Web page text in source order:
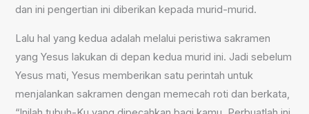
dan ini pengertian ini diberikan kepada murid-murid.
Lalu hal yang kedua adalah melalui peristiwa sakramen
yang Yesus lakukan di depan kedua murid ini. Jadi sebelum
Yesus mati, Yesus memberikan satu perintah untuk
menjalankan sakramen dengan memecah roti dan berkata,